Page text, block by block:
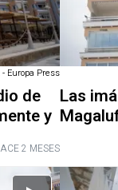
Europa Press
de
y
2 MESES
Las